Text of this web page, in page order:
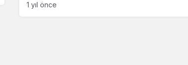
1 yıl önce